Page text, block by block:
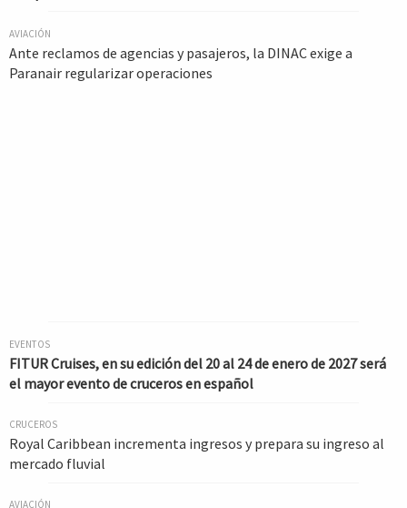
AVIACIÓN
Ante reclamos de agencias y pasajeros, la DINAC exige a
Paranair regularizar operaciones
EVENTOS
FITUR Cruises, en su edición del 20 al 24 de enero de 2027 será
el mayor evento de cruceros en español
CRUCEROS
Royal Caribbean incrementa ingresos y prepara su ingreso al
mercado fluvial
AVIACIÓN